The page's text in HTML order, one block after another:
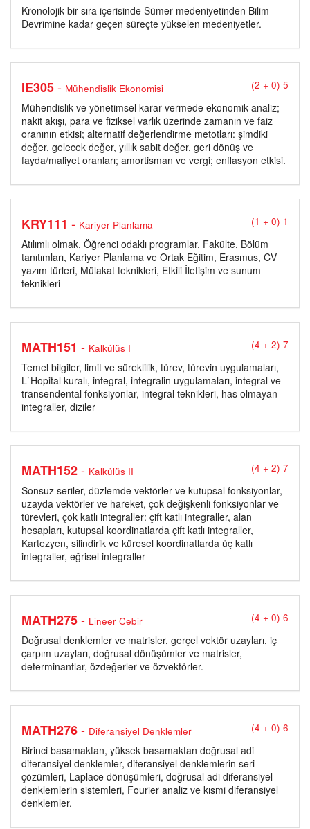
Kronolojik bir sıra içerisinde Sümer medeniyetinden Bilim
Devrimine kadar geçen süreçte yükselen medeniyetler.
IE305- Mühendislik Ekonomisi (2 + 0) 5
Mühendislik ve yönetimsel karar vermede ekonomik analiz;
nakit akışı, para ve fiziksel varlık üzerinde zamanın ve faiz
oranının etkisi; alternatif değerlendirme metotları: şimdiki
değer, gelecek değer, yıllık sabit değer, geri dönüş ve
fayda/maliyet oranları; amortisman ve vergi; enflasyon etkisi.
KRY111 - Kariyer Planlama (1 + 0) 1
Atılımlı olmak, Öğrenci odaklı programlar, Fakülte, Bölüm
tanıtımları, Kariyer Planlama ve Ortak Eğitim, Erasmus, CV
yazım türleri, Mülakat teknikleri, Etkili İletişim ve sunum
teknikleri
MATH151 - Kalkülüs I (4 + 2) 7
Temel bilgiler, limit ve süreklilik, türev, türevin uygulamaları,
L`Hopital kuralı, integral, integralin uygulamaları, integral ve
transendental fonksiyonlar, integral teknikleri, has olmayan
integraller, diziler
MATH152- Kalkülüs II (4 + 2) 7
Sonsuz seriler, düzlemde vektörler ve kutupsal fonksiyonlar,
uzayda vektörler ve hareket, çok değişkenli fonksiyonlar ve
türevleri, çok katlı integraller: çift katlı integraller, alan
hesapları, kutupsal koordinatlarda çift katlı integraller,
Kartezyen, silindirik ve küresel koordinatlarda üç katlı
integraller, eğrisel integraller
MATH275- Lineer Cebir (4 + 0) 6
Doğrusal denklemler ve matrisler, gerçel vektör uzayları, iç
çarpım uzayları, doğrusal dönüşümler ve matrisler,
determinantlar, özdeğerler ve özvektörler.
MATH276- Diferansiyel Denklemler (4 + 0) 6
Birinci basamaktan, yüksek basamaktan doğrusal adi
diferansiyel denklemler, diferansiyel denklemlerin seri
çözümleri, Laplace dönüşümleri, doğrusal adi diferansiyel
denklemlerin sistemleri, Fourier analiz ve kısmi diferansiyel
denklemler.